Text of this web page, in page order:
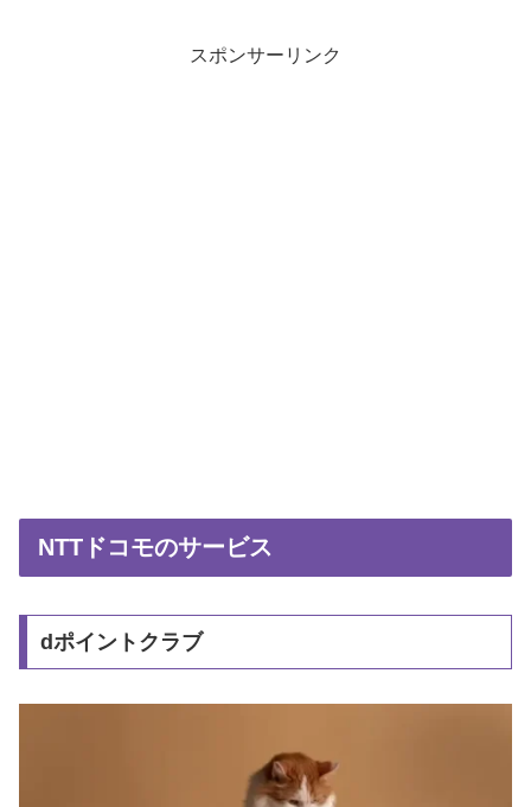
スポンサーリンク
NTTドコモのサービス
dポイントクラブ